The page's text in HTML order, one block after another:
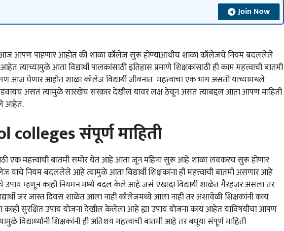
Join Now
आपण पाहणार आहोत की शाळा कॉलेज सुरू होण्याआधीच शाळा कॉलेजचे नियम बदललेले
आता विद्यार्थी पालकांसाठी इतिहास प्रमाणे शिक्षकांसाठी ही काम महत्त्वाची बातमी
आज घेणार आहोत शाळा कॉलेज विद्यार्थी जीवनात महत्त्वाचा एक भाग असतो याच्यामधले
घडवायचं असतं त्यामुळे सारखेच सरकार देखील यावर लक्ष ठेवून असतं त्याबद्दल आता आपण माहिती
आहेत.
colleges संपूर्ण माहिती
एक महत्त्वाची बातमी समोर येत आहे आता जून महिना सुरू आहे शाळा लवकरच सुरू होणार
नियम बदललेले आहे त्यामुळे आता विद्यार्थी शिक्षकांना ही महत्त्वाची बातमी असणार आहे
उपाय म्हणून काही नियमन मध्ये बदल केले आहे जसं एखादा विद्यार्थी शाळेत गैरहजर असला तर
जर जास्त दिवस शाळेत आला नाही कॉलेजमध्ये आला नाही तर अशावेळी शिक्षकांनी काय
काही सुरक्षित उपाय योजना देखील केलेला आहे ह्या उपाय योजना काय आहेत याविषयीचा आपण
विद्यार्थ्यांनी शिक्षकांनी ही अतिशय महत्त्वाची बातमी आहे तर बघूया संपूर्ण माहिती